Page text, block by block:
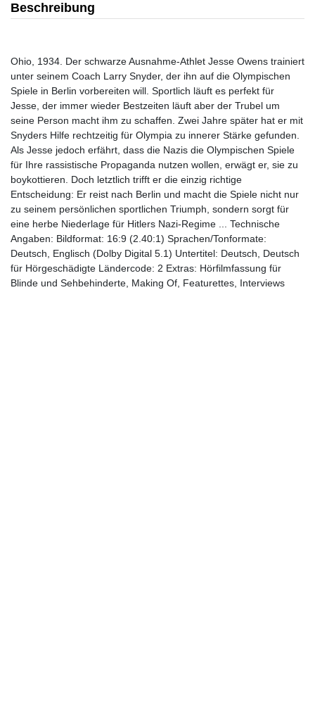
Beschreibung
Ohio, 1934. Der schwarze Ausnahme-Athlet Jesse Owens trainiert
unter seinem Coach Larry Snyder, der ihn auf die Olympischen
Spiele in Berlin vorbereiten will. Sportlich läuft es perfekt für
Jesse, der immer wieder Bestzeiten läuft aber der Trubel um
seine Person macht ihm zu schaffen. Zwei Jahre später hat er mit
Snyders Hilfe rechtzeitig für Olympia zu innerer Stärke gefunden.
Als Jesse jedoch erfährt, dass die Nazis die Olympischen Spiele
für Ihre rassistische Propaganda nutzen wollen, erwägt er, sie zu
boykottieren. Doch letztlich trifft er die einzig richtige
Entscheidung: Er reist nach Berlin und macht die Spiele nicht nur
zu seinem persönlichen sportlichen Triumph, sondern sorgt für
eine herbe Niederlage für Hitlers Nazi-Regime ... Technische
Angaben: Bildformat: 16:9 (2.40:1) Sprachen/Tonformate:
Deutsch, Englisch (Dolby Digital 5.1) Untertitel: Deutsch, Deutsch
für Hörgeschädigte Ländercode: 2 Extras: Hörfilmfassung für
Blinde und Sehbehinderte, Making Of, Featurettes, Interviews